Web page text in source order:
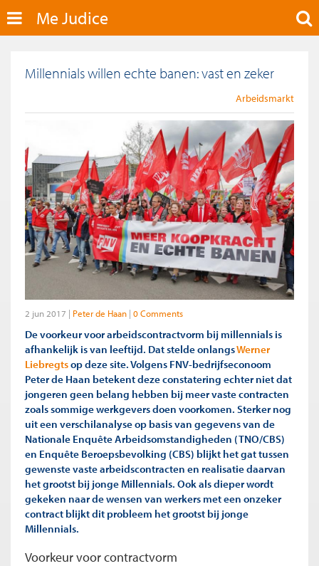
Me Judice
Millennials willen echte banen: vast en zeker
Arbeidsmarkt
2 jun 2017 Peter de Haan 0 Comments
De voorkeur voor arbeidscontractvorm bij millennials is
afhankelijk is van leeftijd. Dat stelde onlangsWerner
Liebregtsop deze site. Volgens FNV-bedrijfseconoom
Peter de Haan betekent deze constatering echter niet dat
jongeren geen belang hebben bij meer vaste contracten
zoals sommige werkgevers doen voorkomen. Sterker nog
uit een verschilanalyse op basis van gegevens van de
Nationale Enquête Arbeidsomstandigheden (TNO/CBS)
en Enquête Beroepsbevolking (CBS) blijkt het gat tussen
gewenste vaste arbeidscontracten en realisatie daarvan
het grootst bij jonge Millennials. Ook als dieper wordt
gekeken naar de wensen van werkers met een onzeker
contract blijkt dit probleem het grootst bij jonge
Millennials.
Voorkeur voor contractvorm